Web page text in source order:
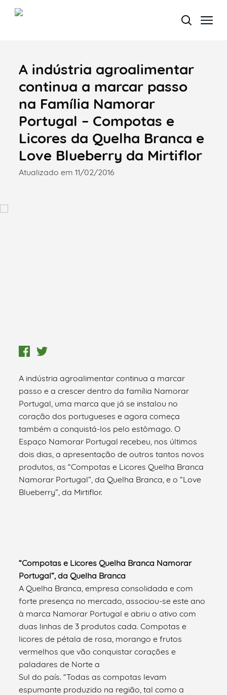
Termo de Pesquisa
Categorias gerais
A indústria agroalimentar
continua a marcar passo
na Família Namorar
Portugal – Compotas e
Licores da Quelha Branca e
Love Blueberry da Mirtiflor
Atualizado em 11/02/2016
A indústria agroalimentar continua a marcar
passo e a crescer dentro da família Namorar
Portugal, uma marca que já se instalou no
coração dos portugueses e agora começa
também a conquistá-los pelo estômago. O
Espaço Namorar Portugal recebeu, nos últimos
dois dias, a apresentação de outros tantos novos
produtos, as “Compotas e Licores Quelha Branca
Namorar Portugal”, da Quelha Branca, e o “Love
Blueberry”, da Mirtiflor.
“Compotas e Licores Quelha Branca Namorar
Portugal”, da Quelha Branca
A Quelha Branca, empresa consolidada e com
forte presença no mercado, associou-se este ano
à marca Namorar Portugal e abriu o ativo com
duas linhas de 3 produtos cada. Compotas e
licores de pétala de rosa, morango e frutos
vermelhos que vão conquistar corações e
paladares de Norte a
Sul do país. “Todas as compotas levam
espumante produzido na região, tal como a